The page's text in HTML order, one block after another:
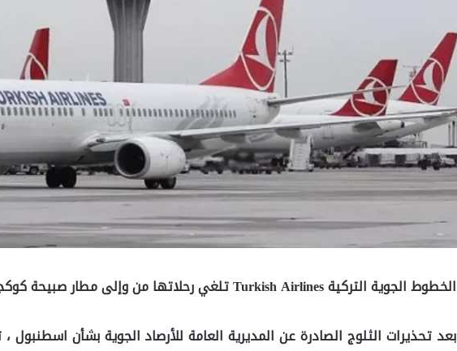
الخطوط الجوية التركية Turkish Airlines تلغي رحلاتها من وإلى مطار صبيحة كوكجن
بعد تحذيرات الثلوج الصادرة عن المديرية العامة للأرصاد الجوية بشأن